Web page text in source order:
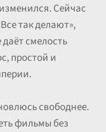
Сейчас
так делают»,
смелость
простой и
свободнее.
фильмы без